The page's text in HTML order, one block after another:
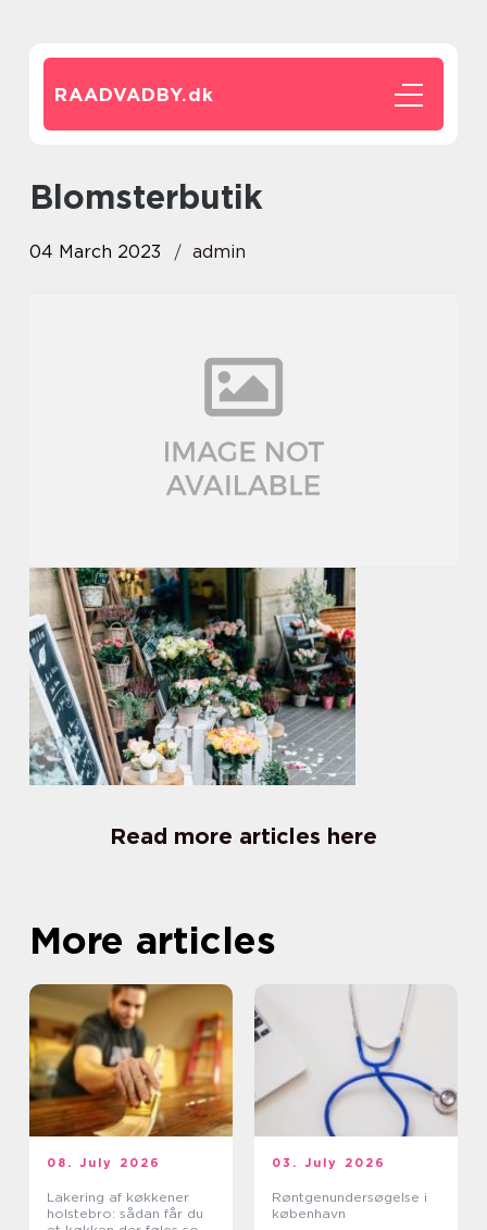
RAADVADBY.dk
Blomsterbutik
04 March 2023 admin
Read more articles here
More articles
08. July 2026
Lakering af køkkener
holstebro: sådan får du
03. July 2026
Røntgenundersøgelse i
københavn